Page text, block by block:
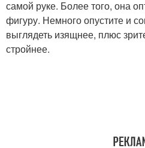
самой руке. Более того, она
фигуру. Немного опустите и
выглядеть изящнее, плюс
стройнее.